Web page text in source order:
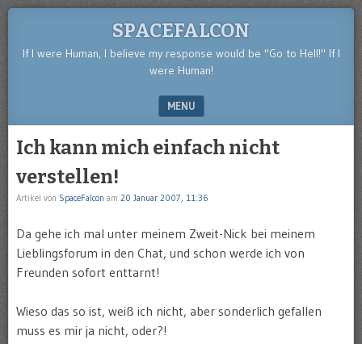
SPACEFALCON
If I were Human, I believe my response would be "Go to Hell!" If I
were Human!
MENU
Ich kann mich einfach nicht
verstellen!
Artikel von SpaceFalcon am 20 Januar 2007, 11:36
Da gehe ich mal unter meinem Zweit-Nick bei meinem
Lieblingsforum in den Chat, und schon werde ich von
Freunden sofort enttarnt!
Wieso das so ist, weiß ich nicht, aber sonderlich gefallen
muss es mir ja nicht, oder?!